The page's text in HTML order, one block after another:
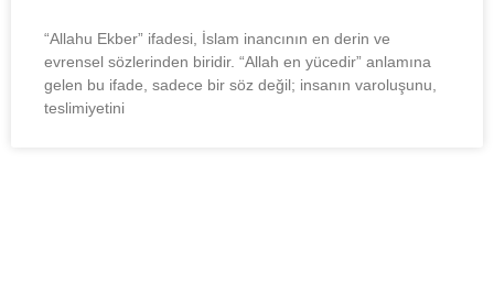
“Allahu Ekber” ifadesi, İslam inancının en derin ve
evrensel sözlerinden biridir. “Allah en yücedir” anlamına
gelen bu ifade, sadece bir söz değil; insanın varoluşunu,
teslimiyetini